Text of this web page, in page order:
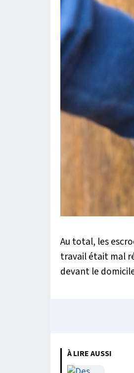
Au total, les
travail était mal
devant le
À LIRE AUSSI